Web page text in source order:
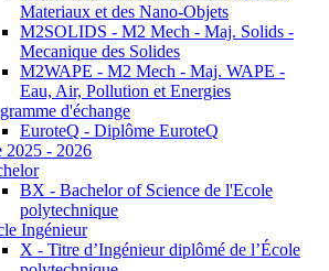
Materiaux et des Nano-Objets
M2SOLIDS - M2 Mech - Maj. Solids -
Mecanique des Solides
M2WAPE - M2 Mech - Maj. WAPE -
Eau, Air, Pollution et Energies
d'échange
EuroteQ - Diplôme EuroteQ
2025 - 2026
BX - Bachelor of Science de l'Ecole
polytechnique
Ingénieur
X - Titre d’Ingénieur diplômé de l’École